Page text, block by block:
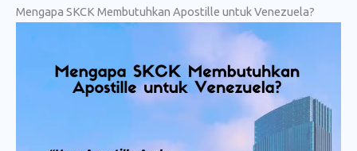
Mengapa SKCK Membutuhkan Apostille untuk Venezuela?